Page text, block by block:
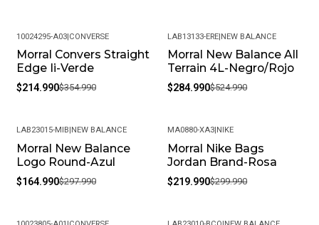
Calidad Garantizada: En Pacific Sport Colombia,
ofrecemos solo productos 100% originales, asegurando
autenticidad y excelencia.
las últimas tendencias.
Confianza Total: Todas las compras incluyen una
garantía de 30 días por defectos de fabricación.
Servicio al Cliente Premium: Estamos siempre
experiencia de compra excepcional.
-39%
10024295-A03|CONVERSE
Morral Convers Straight
Edge Ii-Verde
$214.990$354.990
-46%
LAB13133-ERE|NEW BALANCE
Morral New Balance All
Terrain 4L-Negro/Rojo
$284.990$524.990
-45%
LAB23015-MIB NEW BALANCE
Morral New Balance
Logo Round-Azul
$164.990$297.990
-27%
MA0880-XA3 NIKE
Morral Nike Bags
Jordan Brand-Rosa
$219.990$299.990